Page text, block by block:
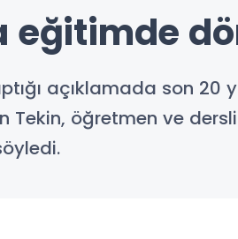
eğitimde
açıklamada son
öğretmen ve derslik